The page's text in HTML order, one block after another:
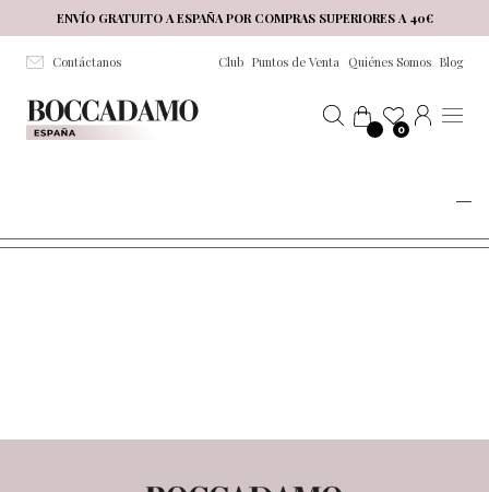
Salta al contenuto principale
ENVÍO GRATUITO A ESPAÑA POR COMPRAS SUPERIORES A 40€
Contáctanos Club Puntos de Venta Quiénes Somos Blog
0